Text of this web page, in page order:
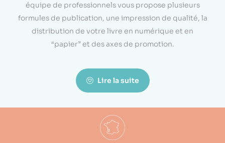
équipe de professionnels vous propose plusieurs
formules de publication, une impression de qualité, la
distribution de votre livre en numérique et en
“papier” et des axes de promotion.
Lire la suite